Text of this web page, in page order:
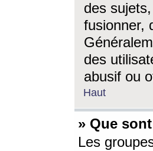
des
fusionner,
des
abusif ou
Haut
» Que
Les